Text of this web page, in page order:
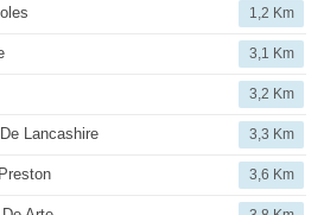
1,2 Km
3,1 Km
3,2 Km
Lancashire 3,3 Km
3,6 Km